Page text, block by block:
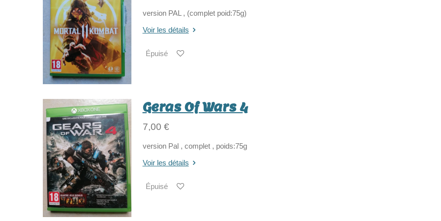
version PAL , (complet poid:75g)
Voir les détails
Épuisé
Geras Of Wars 4
7,00 €
version Pal , complet , poids:75g
Voir les détails
Épuisé